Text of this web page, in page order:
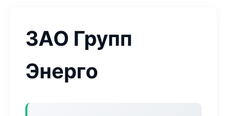
ЗАО Групп
Энерго